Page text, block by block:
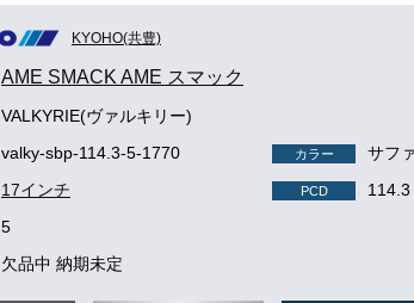
KYOHO(共豊)
AME SMACK AME スマック
VALKYRIE(ヴァルキリー)
valky-sbp-114.3-5-1770 カラー サフ
17インチ PCD 114.3
5
欠品中 納期未定